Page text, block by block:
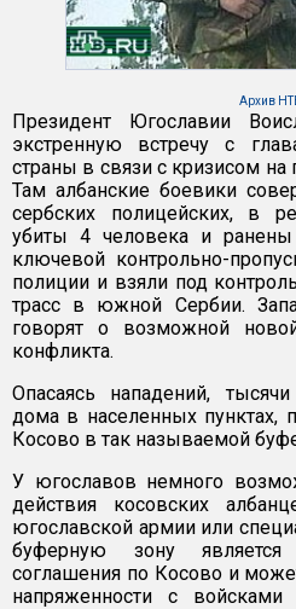
Архив
Президент Югославии
экстренную встречу с
страны в связи с кризисом на
Там албанские боевики
сербских полицейских, в
убиты 4 человека и
ключевой контрольно-
полиции и взяли под
трасс в южной Сербии.
говорят о возможной
конфликта.
Опасаясь нападений,
дома в населенных пунктах,
Косово в так называемой
У югославов немного
действия косовских
югославской армии или
буферную зону
соглашения по Косово и
напряженности с